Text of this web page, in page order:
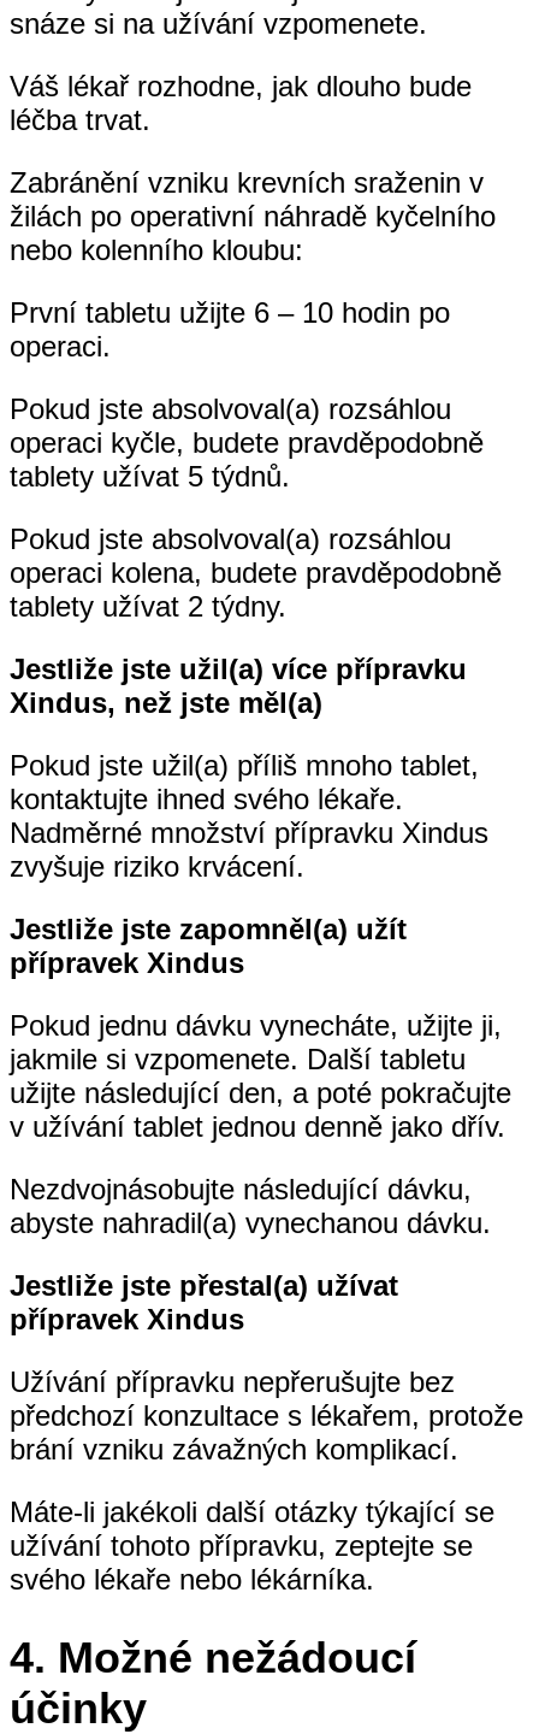
snáze si na užívání vzpomenete.
Váš lékař rozhodne, jak dlouho bude
léčba trvat.
Zabránění vzniku krevních sraženin v
žilách po operativní náhradě kyčelního
nebo kolenního kloubu:
První tabletu užijte 6 – 10 hodin po
operaci.
Pokud jste absolvoval(a) rozsáhlou
operaci kyčle, budete pravděpodobně
tablety užívat 5 týdnů.
Pokud jste absolvoval(a) rozsáhlou
operaci kolena, budete pravděpodobně
tablety užívat 2 týdny.
Jestliže jste užil(a) více přípravku
Xindus, než jste měl(a)
Pokud jste užil(a) příliš mnoho tablet,
kontaktujte ihned svého lékaře.
Nadměrné množství přípravku Xindus
zvyšuje riziko krvácení.
Jestliže jste zapomněl(a) užít
přípravek Xindus
Pokud jednu dávku vynecháte, užijte ji,
jakmile si vzpomenete. Další tabletu
užijte následující den, a poté pokračujte
v užívání tablet jednou denně jako dřív.
Nezdvojnásobujte následující dávku,
abyste nahradil(a) vynechanou dávku.
Jestliže jste přestal(a) užívat
přípravek Xindus
Užívání přípravku nepřerušujte bez
předchozí konzultace s lékařem, protože
brání vzniku závažných komplikací.
Máte-li jakékoli další otázky týkající se
užívání tohoto přípravku, zeptejte se
svého lékaře nebo lékárníka.
4. Možné nežádoucí
účinky